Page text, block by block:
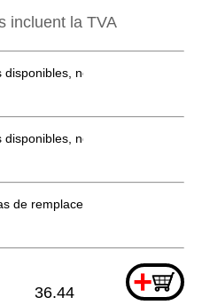
incluent la TVA
non commandable
non commandable
de remplacement
+
36.44